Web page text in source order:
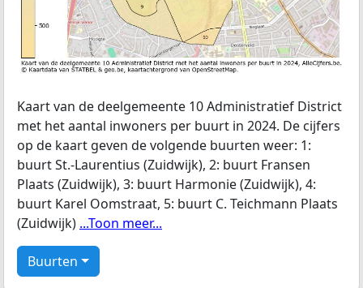
Kaart van de deelgemeente 10 Administratief District
met het aantal inwoners per buurt in 2024. De cijfers
op de kaart geven de volgende buurten weer: 1:
buurt St.-Laurentius (Zuidwijk), 2: buurt Fransen
Plaats (Zuidwijk), 3: buurt Harmonie (Zuidwijk), 4:
buurt Karel Oomstraat, 5: buurt C. Teichmann Plaats
(Zuidwijk) ...Toon meer...
Buurten